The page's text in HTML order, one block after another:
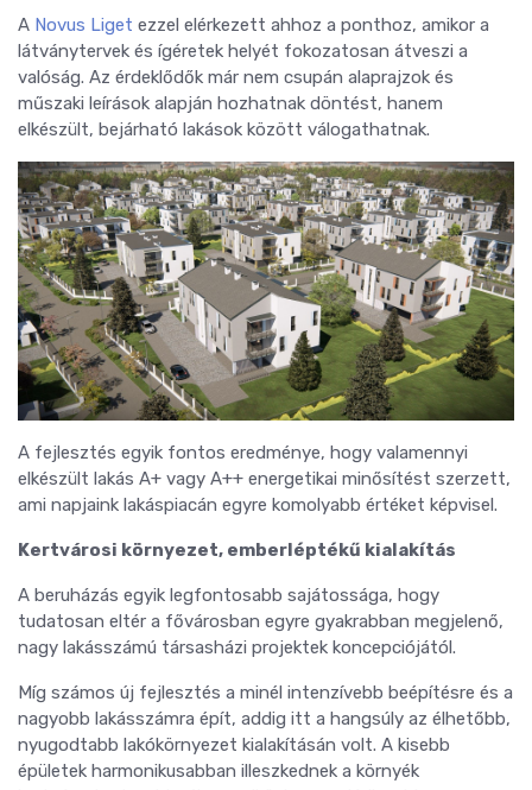
A Novus Liget ezzel elérkezett ahhoz a ponthoz, amikor a
látványtervek és ígéretek helyét fokozatosan átveszi a
valóság. Az érdeklődők már nem csupán alaprajzok és
műszaki leírások alapján hozhatnak döntést, hanem
elkészült, bejárható lakások között válogathatnak.
A fejlesztés egyik fontos eredménye, hogy valamennyi
elkészült lakás A+ vagy A++ energetikai minősítést szerzett,
ami napjaink lakáspiacán egyre komolyabb értéket képvisel.
Kertvárosi környezet, emberléptékű kialakítás
A beruházás egyik legfontosabb sajátossága, hogy
tudatosan eltér a fővárosban egyre gyakrabban megjelenő,
nagy lakásszámú társasházi projektek koncepciójától.
Míg számos új fejlesztés a minél intenzívebb beépítésre és a
nagyobb lakásszámra épít, addig itt a hangsúly az élhetőbb,
nyugodtabb lakókörnyezet kialakításán volt. A kisebb
épületek harmonikusabban illeszkednek a környék